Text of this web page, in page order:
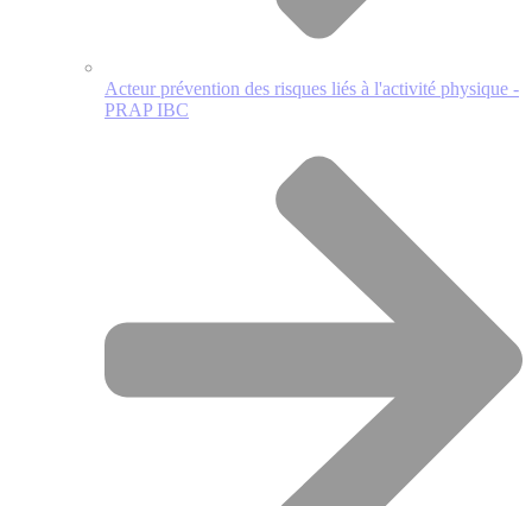
Acteur prévention des risques liés à l'activité physique -
PRAP IBC